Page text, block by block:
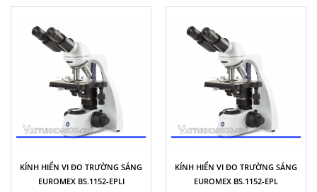
KÍNH HIỂN VI ĐO TRƯỜNG SÁNG
EUROMEX BS.1152-EPLI
KÍNH HIỂN VI ĐO TRƯỜNG SÁNG
EUROMEX BS.1152-EPL